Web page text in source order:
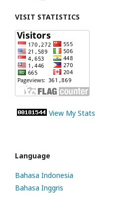
VISIT STATISTICS
View My Stats
Language
Bahasa Indonesia
Bahasa Inggris